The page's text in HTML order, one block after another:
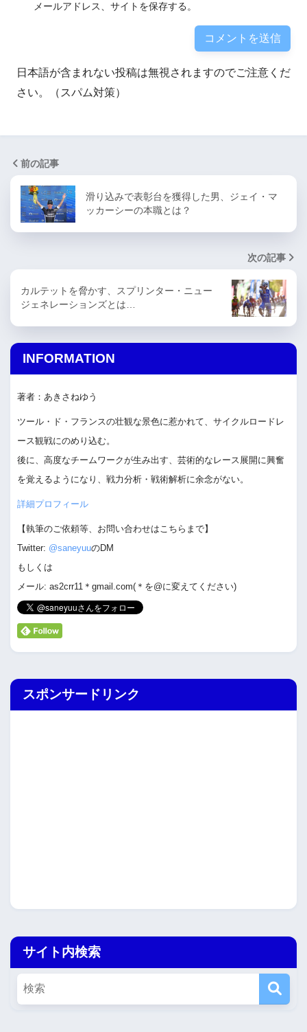
メールアドレス、サイトを保存する。
日本語が含まれない投稿は無視されますのでご注意くだ
さい。（スパム対策）
前の記事
滑り込みで表彰台を獲得した男、ジェイ・マ
ッカーシーの本職とは？
次の記事
カルテットを脅かす、スプリンター・ニュー
ジェネレーションズとは…
INFORMATION
著者：あきさねゆう
ツール・ド・フランスの壮観な景色に惹かれて、サイクルロードレ
ース観戦にのめり込む。
後に、高度なチームワークが生み出す、芸術的なレース展開に興奮
を覚えるようになり、戦力分析・戦術解析に余念がない。
詳細プロフィール
【執筆のご依頼等、お問い合わせはこちらまで】
Twitter: @saneyuuのDM
もしくは
メール: as2crr11＊gmail.com(＊を@に変えてください)
スポンサードリンク
サイト内検索